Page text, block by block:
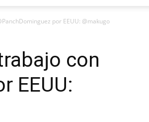
por EEUU: @makugo
con
EEUU: